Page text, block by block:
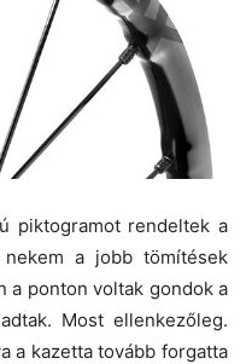
piktogramot rendeltek a
nekem a jobb tömítések
a ponton voltak gondok a
Most ellenkezőleg.
a kazetta tovább forgatta